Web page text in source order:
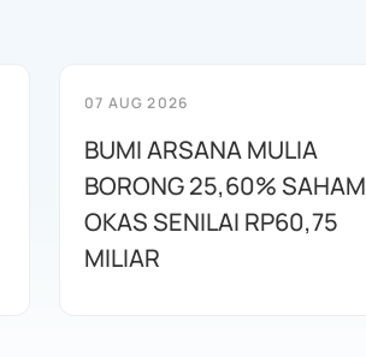
07 AUG 2026
BUMI ARSANA MULIA
BORONG 25,60% SAHAM
OKAS SENILAI RP60,75
MILIAR